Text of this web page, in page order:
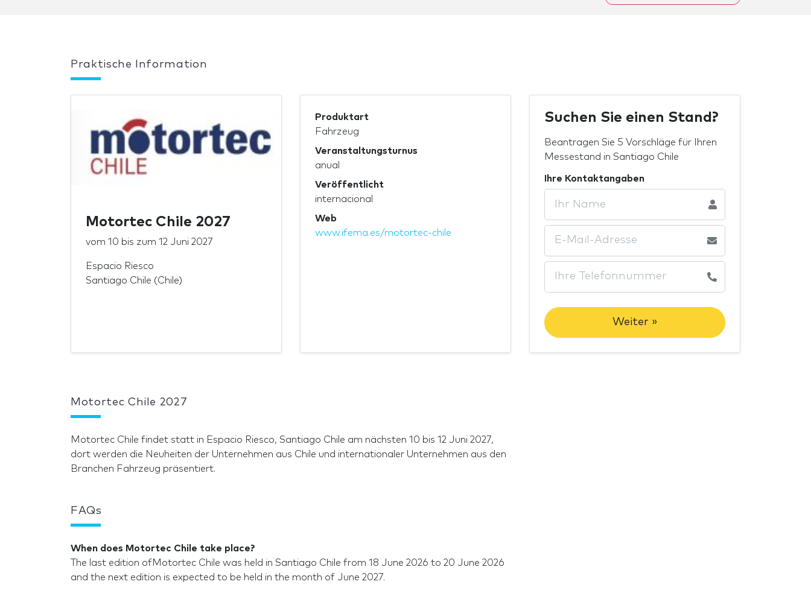
Praktische Information
Motortec Chile 2027
vom 10 bis zum 12 Juni 2027
Espacio Riesco
Santiago Chile (Chile)
Produktart
Fahrzeug
Veranstaltungsturnus
anual
Veröffentlicht
internacional
Web
www.ifema.es/motortec-chile
Suchen Sie einen Stand?
Beantragen Sie 5 Vorschläge für Ihren
Messestand in Santiago Chile
Ihre Kontaktangaben
Weiter »
Motortec Chile 2027
Motortec Chile findet statt in Espacio Riesco, Santiago Chile am nächsten 10 bis 12 Juni 2027,
dort werden die Neuheiten der Unternehmen aus Chile und internationaler Unternehmen aus den
Branchen Fahrzeug präsentiert.
FAQs
When does Motortec Chile take place?
The last edition ofMotortec Chile was held in Santiago Chile from 18 June 2026 to 20 June 2026
and the next edition is expected to be held in the month of June 2027.